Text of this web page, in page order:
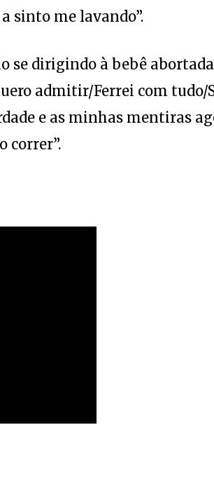
sinto me lavando”.
se dirigindo à bebê
admitir/Ferrei com tudo/
e as minhas mentiras
correr”.